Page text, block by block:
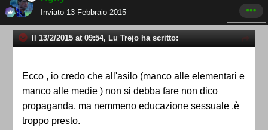
Inviato 13 Febbraio 2015
Il 13/2/2015 at 09:54, Lu Trejo ha scritto:
Ecco , io credo che all'asilo (manco alle elementari e
manco alle medie ) non si debba fare non dico
propaganda, ma nemmeno educazione sessuale ,è
troppo presto.